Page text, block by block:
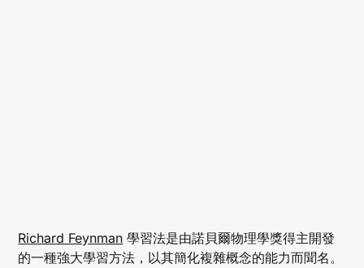
Richard Feynman 學習法是由諾貝爾物理學獎得主開發
的一種強大學習方法，以其簡化複雜概念的能力而聞名。